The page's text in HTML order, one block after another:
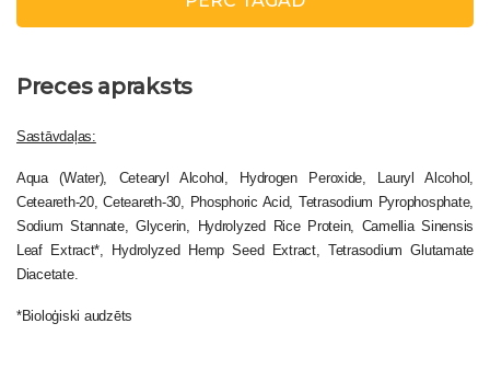
Preces apraksts
Sastāvdaļas:
Aqua (Water), Cetearyl Alcohol, Hydrogen Peroxide, Lauryl Alcohol,
Ceteareth-20, Ceteareth-30, Phosphoric Acid, Tetrasodium Pyrophosphate,
Sodium Stannate, Glycerin, Hydrolyzed Rice Protein, Camellia Sinensis
Leaf Extract*, Hydrolyzed Hemp Seed Extract, Tetrasodium Glutamate
Diacetate.
*Bioloģiski audzēts